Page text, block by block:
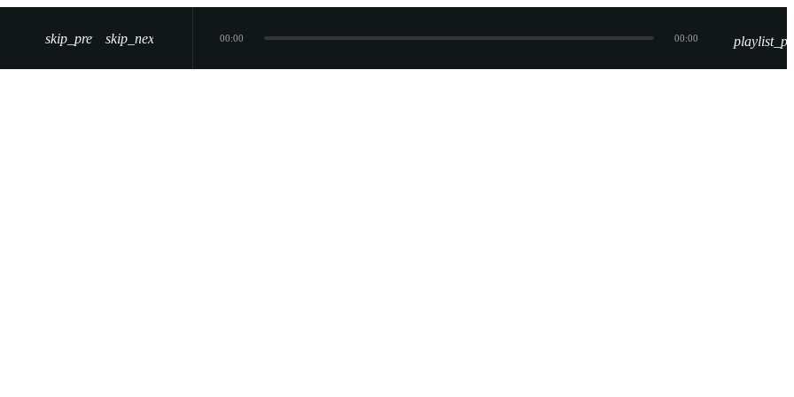
skip_previousskip_next 00:00 00:00